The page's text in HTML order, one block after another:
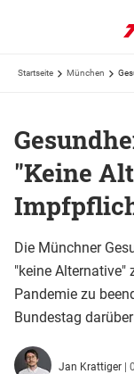
Startseite München
"Keine
Die Münchner
"keine Alternative"
Pandemie zu
Bundestag
Jan Krattiger |